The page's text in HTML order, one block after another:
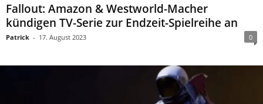
Fallout: Amazon & Westworld-Macher
kündigen TV-Serie zur Endzeit-Spielreihe an
Patrick - 17. August 2023 0